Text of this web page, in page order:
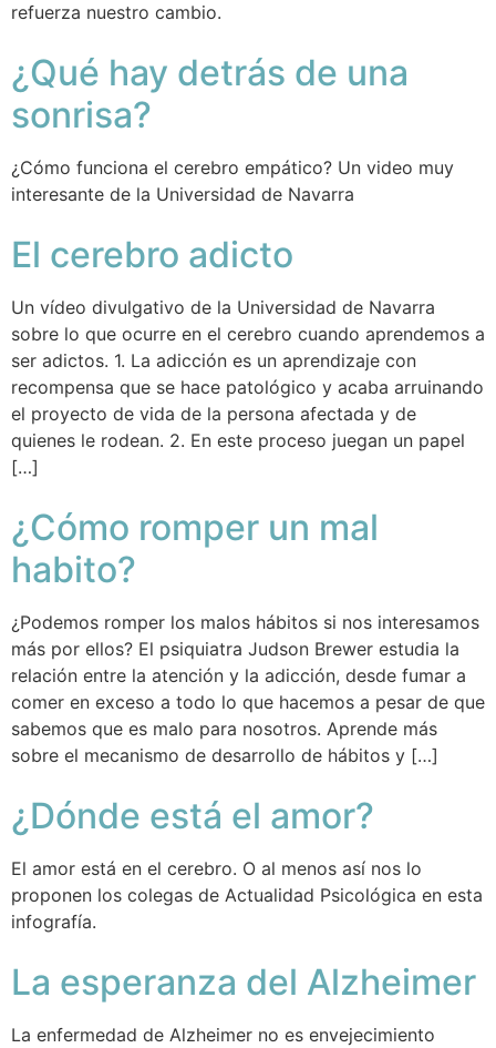
refuerza nuestro cambio.
¿Qué hay detrás de una
sonrisa?
¿Cómo funciona el cerebro empático? Un video muy
interesante de la Universidad de Navarra
El cerebro adicto
Un vídeo divulgativo de la Universidad de Navarra
sobre lo que ocurre en el cerebro cuando aprendemos a
ser adictos. 1. La adicción es un aprendizaje con
recompensa que se hace patológico y acaba arruinando
el proyecto de vida de la persona afectada y de
quienes le rodean. 2. En este proceso juegan un papel
[…]
¿Cómo romper un mal
habito?
¿Podemos romper los malos hábitos si nos interesamos
más por ellos? El psiquiatra Judson Brewer estudia la
relación entre la atención y la adicción, desde fumar a
comer en exceso a todo lo que hacemos a pesar de que
sabemos que es malo para nosotros. Aprende más
sobre el mecanismo de desarrollo de hábitos y […]
¿Dónde está el amor?
El amor está en el cerebro. O al menos así nos lo
proponen los colegas de Actualidad Psicológica en esta
infografía.
La esperanza del Alzheimer
La enfermedad de Alzheimer no es envejecimiento